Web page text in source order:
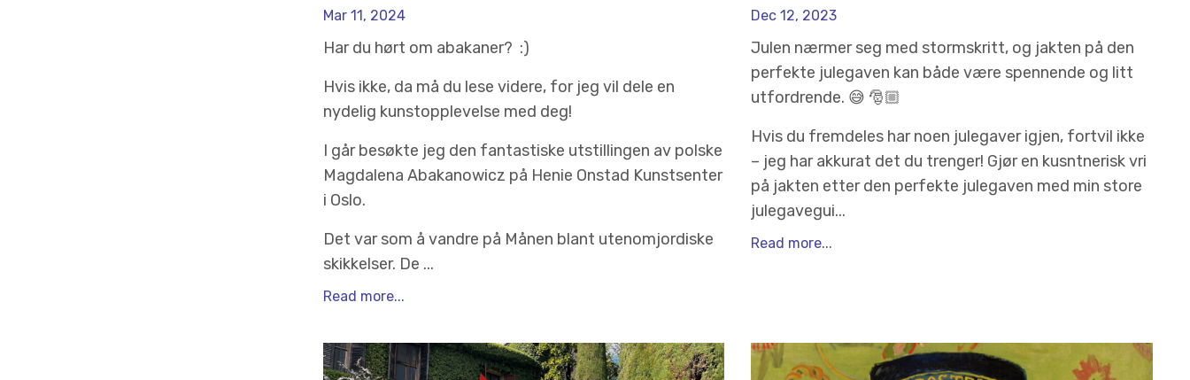
Mar 11, 2024
Har du hørt om abakaner? :)
Hvis ikke, da må du lese videre, for jeg vil dele en
nydelig kunstopplevelse med deg!
I går besøkte jeg den fantastiske utstillingen av polske
Magdalena Abakanowicz på Henie Onstad Kunstsenter
i Oslo.
Det var som å vandre på Månen blant utenomjordiske
skikkelser. De ...
Read more...
Dec 12, 2023
Julen nærmer seg med stormskritt, og jakten på den
perfekte julegaven kan både være spennende og litt
utfordrende. 😅 🎅🏼
Hvis du fremdeles har noen julegaver igjen, fortvil ikke
– jeg har akkurat det du trenger! Gjør en kusntnerisk vri
på jakten etter den perfekte julegaven med min store
julegavegui...
Read more...